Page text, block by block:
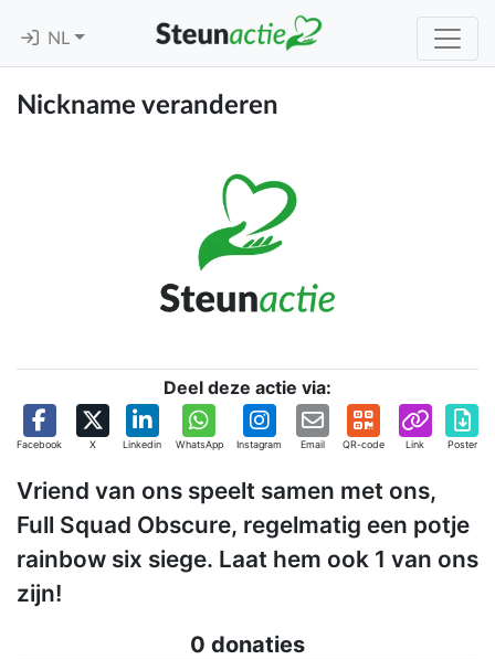
NL
Nickname veranderen
Deel deze actie via:
Facebook X Linkedin WhatsApp Instagram Email QR-code Link Poster
Vriend van ons speelt samen met ons,
Full Squad Obscure, regelmatig een potje
rainbow six siege. Laat hem ook 1 van ons
zijn!
0 donaties